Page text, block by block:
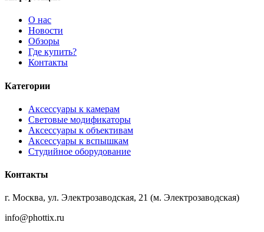
О нас
Новости
Обзоры
Где купить?
Контакты
Категории
Аксессуары к камерам
Световые модификаторы
Аксессуары к объективам
Аксессуары к вспышкам
Студийное оборудование
Контакты
г. Москва, ул. Электрозаводская, 21 (м. Электрозаводская)
info@phottix.ru